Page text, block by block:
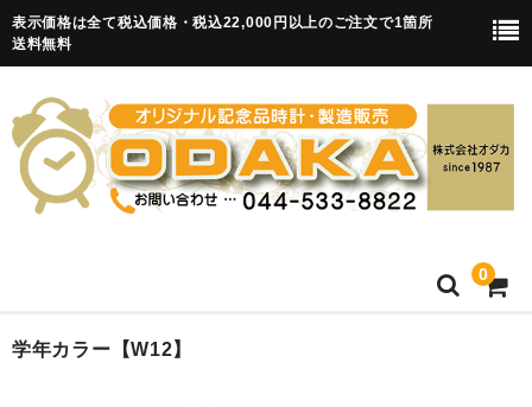
表示価格は全て税込価格・税込22,000円以上のご注文で1箇所
送料無料
0
HOME
学年カラー【W12】